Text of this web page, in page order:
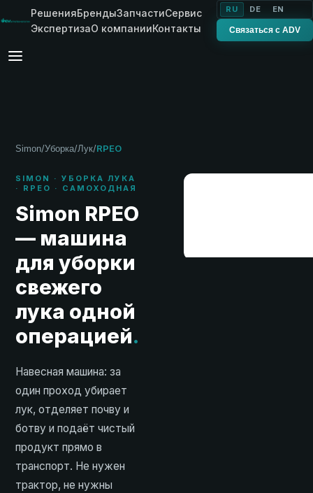
РешенияБрендыЗапчастиСервис
ЭкспертизаО компанииКонтакты
RU DE EN
Связаться с ADV
Simon/Уборка/Лук/RPEO
SIMON · УБОРКА ЛУКА
· RPEO · САМОХОДНАЯ
Simon RPEO
— машина
для уборки
свежего
лука одной
операцией.
Навесная машина: за
один проход убирает
лук, отделяет почву и
ботву и подаёт чистый
продукт прямо в
транспорт. Не нужен
трактор, не нужны